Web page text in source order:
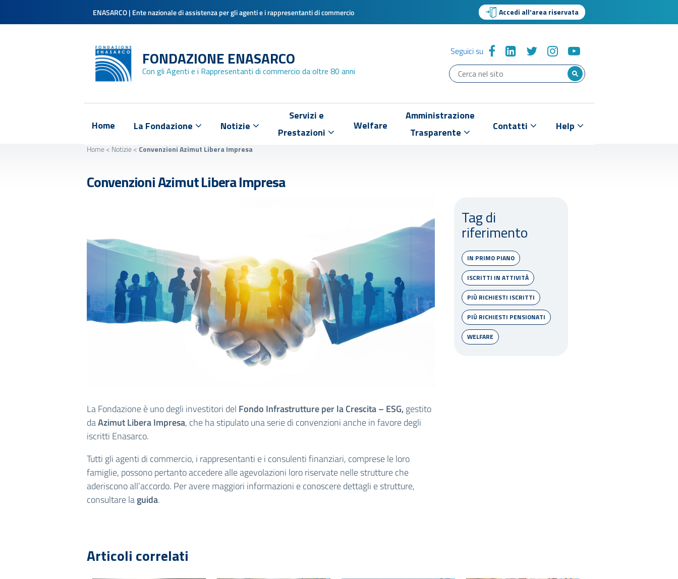
ENASARCO | Ente nazionale di assistenza per gli agenti e i rappresentanti di commercio Accedi all'area riservata
FONDAZIONE ENASARCO
Con gli Agenti e i Rappresentanti di commercio da oltre 80 anni
Seguici su
Home La Fondazione Notizie
Servizi e
Prestazioni
Welfare
Amministrazione
Trasparente
Contatti Help
Home< Notizie< Convenzioni Azimut Libera Impresa
Convenzioni Azimut Libera Impresa
La Fondazione è uno degli investitori del Fondo Infrastrutture per la Crescita – ESG,gestito
daAzimut Libera Impresa, che ha stipulato una serie di convenzioni anche in favore degli
iscritti Enasarco.
Tutti gli agenti di commercio, i rappresentanti e i consulenti finanziari, comprese le loro
famiglie, possono pertanto accedere alle agevolazioni loro riservate nelle strutture che
aderiscono all’accordo. Per avere maggiori informazioni e conoscere dettagli e strutture,
consultare laguida.
Tag di
riferimento
IN PRIMO PIANO
ISCRITTI IN ATTIVITÀ
PIÙ RICHIESTI ISCRITTI
PIÙ RICHIESTI PENSIONATI
WELFARE
Articoli correlati